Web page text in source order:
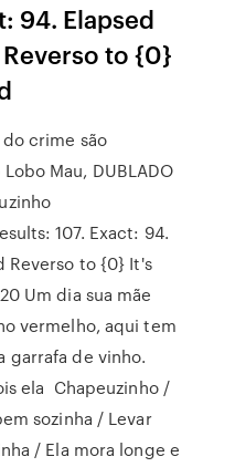
94. Elapsed
to {0}
do crime são
Mau, DUBLADO
107. Exact: 94.
Reverso to {0} It's
Um dia sua mãe
vermelho, aqui tem
garrafa de vinho.
ela Chapeuzinho /
sozinha / Levar
/ Ela mora longe e